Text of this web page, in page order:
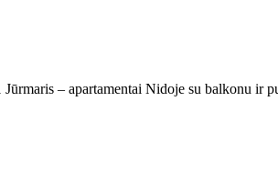
Jūrmaris – apartamentai Nidoje su balkonu ir